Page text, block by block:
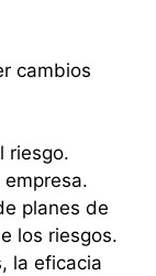
cambios
riesgo.
planes de
los riesgos.
la eficacia